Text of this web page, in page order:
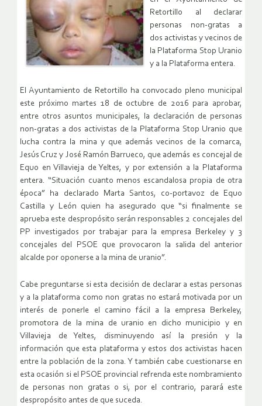
Retortillo al declarar
personas non-gratas a
dos activistas y vecinos de
la Plataforma Stop Uranio
y a la Plataforma entera.
El Ayuntamiento de Retortillo ha convocado pleno municipal
este próximo martes 18 de octubre de 2016 para aprobar,
entre otros asuntos municipales, la declaración de personas
non-gratas a dos activistas de la Plataforma Stop Uranio que
lucha contra la mina y que además vecinos de la comarca,
Jesús Cruz y José Ramón Barrueco, que además es concejal de
Equo en Villavieja de Yeltes, y por extensión a la Plataforma
entera. “Situación cuanto menos escandalosa propia de otra
época” ha declarado Marta Santos, co-portavoz de Equo
Castilla y León quien ha asegurado que “si finalmente se
aprueba este despropósito serán responsables 2 concejales del
PP investigados por trabajar para la empresa Berkeley y 3
concejales del PSOE que provocaron la salida del anterior
alcalde por oponerse a la mina de uranio”.
Cabe preguntarse si esta decisión de declarar a estas personas
y a la plataforma como non gratas no estará motivada por un
interés de ponerle el camino fácil a la empresa Berkeley,
promotora de la mina de uranio en dicho municipio y en
Villavieja de Yeltes, disminuyendo así la presión y la
información que esta plataforma y estos dos activistas hacen
entre la población de la zona. Y también cabe cuestionarse en
esta ocasión si el PSOE provincial refrenda este nombramiento
de personas non gratas o si, por el contrario, parará este
despropósito antes de que suceda.